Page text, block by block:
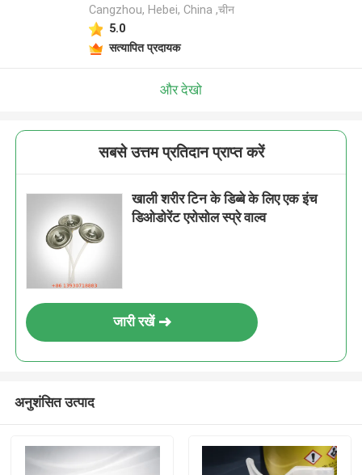
Cangzhou, Hebei, China ,चीन
5.0
सत्यापित प्रदायक
और देखो
सबसे उत्तम प्रतिदान प्राप्त करें
खाली शरीर टिन के डिब्बे के लिए एक इंच
डिओडोरेंट एरोसोल स्प्रे वाल्व
जारी रखें
अनुशंसित उत्पाद